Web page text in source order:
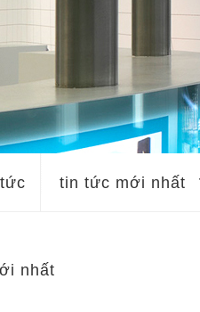
tin tức mới nhất
nhất